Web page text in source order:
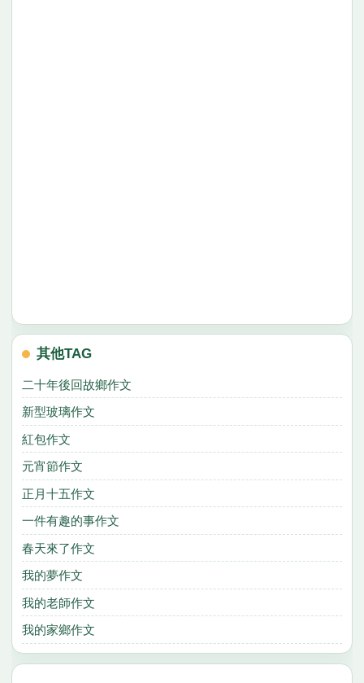
其他TAG
二十年後回故鄉作文
新型玻璃作文
紅包作文
元宵節作文
正月十五作文
一件有趣的事作文
春天來了作文
我的夢作文
我的老師作文
我的家鄉作文